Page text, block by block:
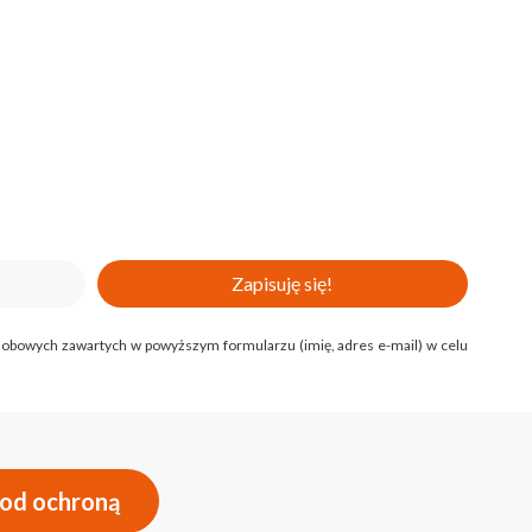
zawartych w powyższym formularzu (imię, adres e-mail) w celu
Zapisuję się!
ochroną